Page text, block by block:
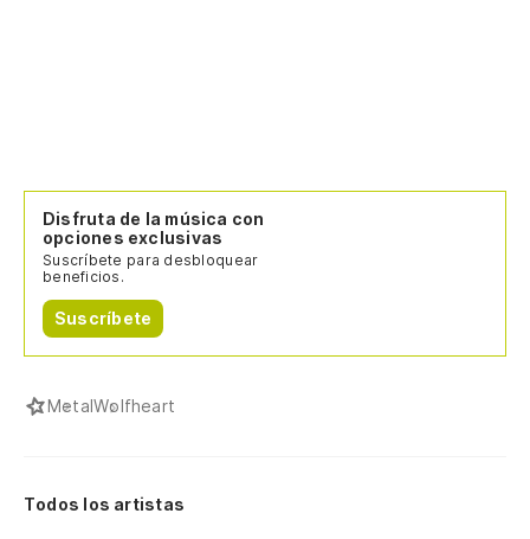
Disfruta de la música con
opciones exclusivas
Suscríbete para desbloquear
beneficios.
Suscríbete
MetalWolfheart
Todos los artistas